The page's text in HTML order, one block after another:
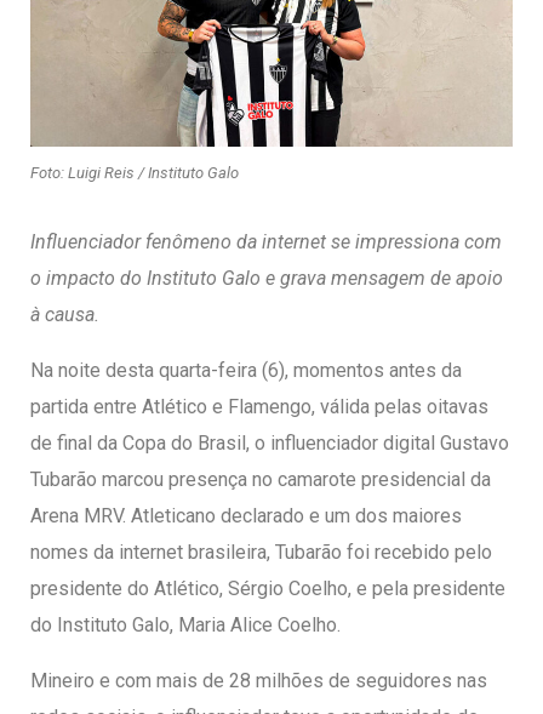
Foto: Luigi Reis / Instituto Galo
Influenciador fenômeno da internet se impressiona com
o impacto do Instituto Galo e grava mensagem de apoio
à causa.
Na noite desta quarta-feira (6), momentos antes da
partida entre Atlético e Flamengo, válida pelas oitavas
de final da Copa do Brasil, o influenciador digital Gustavo
Tubarão marcou presença no camarote presidencial da
Arena MRV. Atleticano declarado e um dos maiores
nomes da internet brasileira, Tubarão foi recebido pelo
presidente do Atlético, Sérgio Coelho, e pela presidente
do Instituto Galo, Maria Alice Coelho.
Mineiro e com mais de 28 milhões de seguidores nas